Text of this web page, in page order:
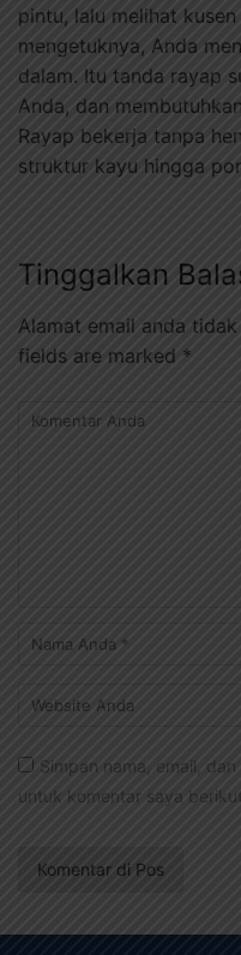
pintu, lalu melihat
mengetuknya, Anda
dalam. Itu tanda rayap
Anda, dan
Rayap bekerja tanpa
struktur kayu hingga
Tinggalkan
Alamat email anda
fields are marked *
Simpan nama, email,
untuk komentar saya